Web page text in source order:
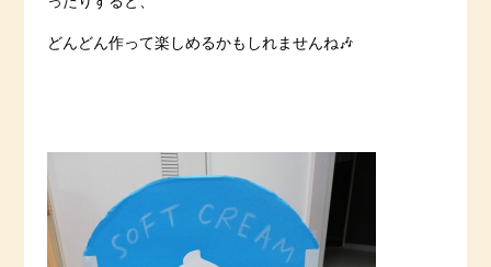
どんどん作って楽しめるかもしれませんね🎶